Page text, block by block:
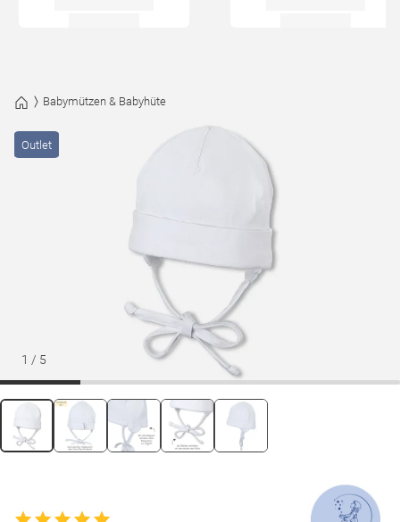
Babymützen & Babyhüte
1 / 5
Outlet